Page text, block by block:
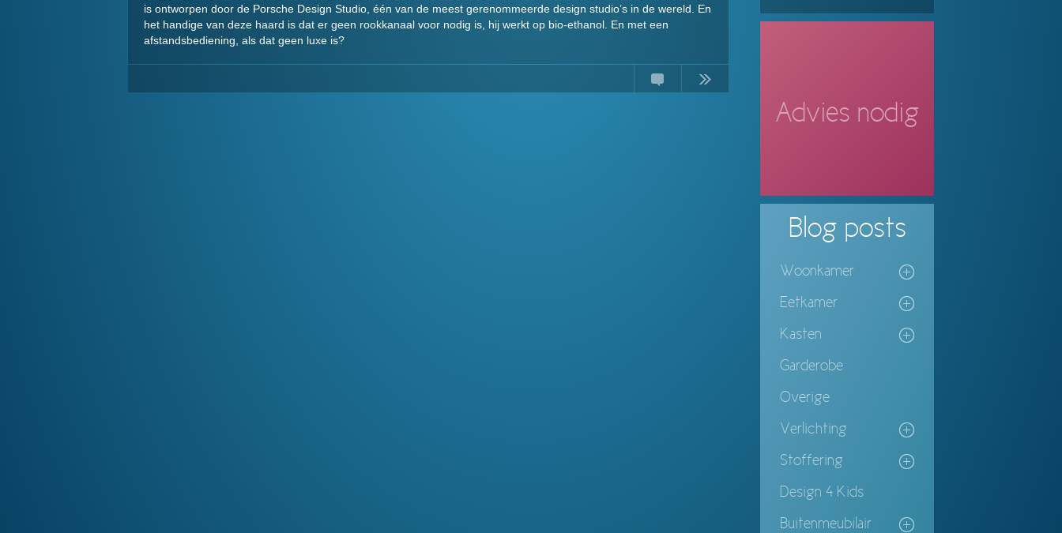
is ontworpen door de Porsche Design Studio, één van de meest gerenommeerde design studio’s in de wereld. En
het handige van deze haard is dat er geen rookkanaal voor nodig is, hij werkt op bio-ethanol. En met een
afstandsbediening, als dat geen luxe is?
Advies nodig
Blog posts
Woonkamer
Eetkamer
Kasten
Garderobe
Overige
Verlichting
Stoffering
Design 4 Kids
Buitenmeubilair